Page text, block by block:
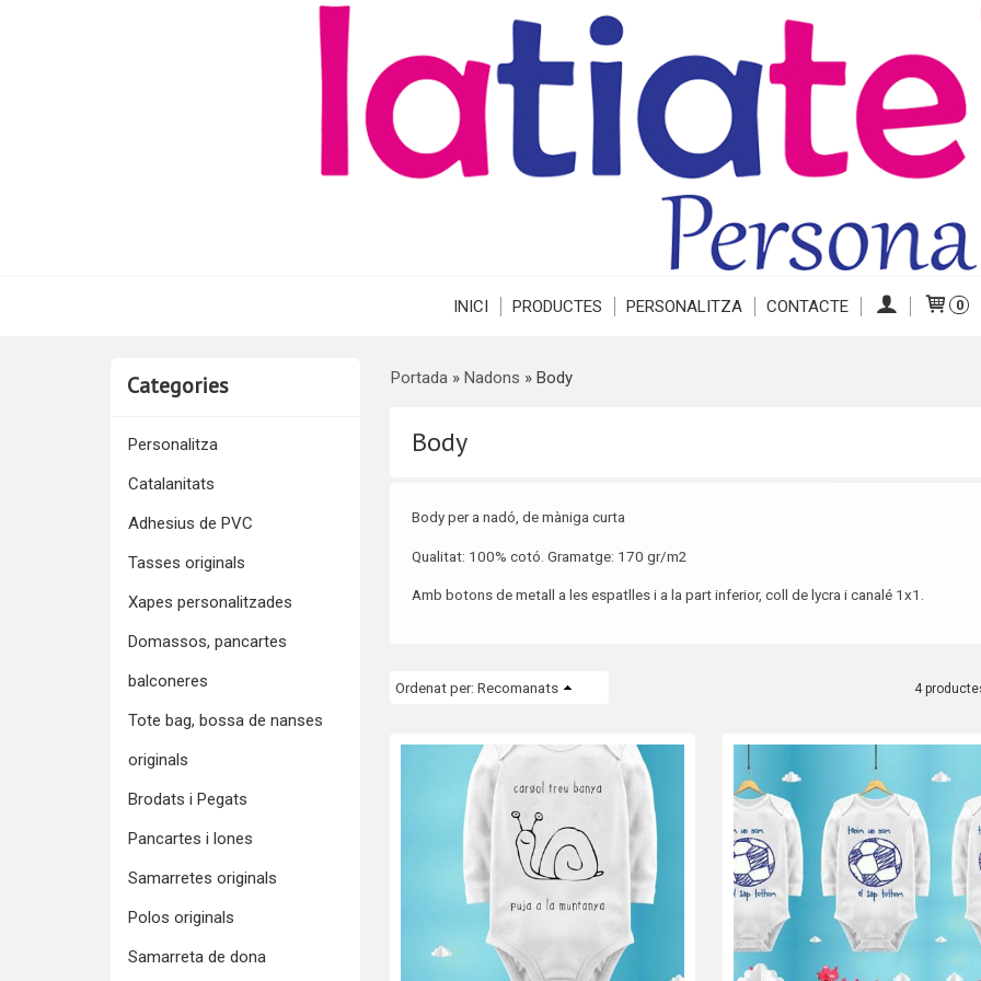
INICI PRODUCTES PERSONALITZA CONTACTE 0
Categories
Personalitza
Catalanitats
Adhesius de PVC
Tasses originals
Xapes personalitzades
Domassos, pancartes
balconeres
Tote bag, bossa de nanses
originals
Brodats i Pegats
Pancartes i lones
Samarretes originals
Polos originals
Samarreta de dona
Portada» Nadons » Body
Body
Body per a nadó, de màniga curta
Qualitat: 100% cotó. Gramatge: 170 gr/m2
Amb botons de metall a les espatlles i a la part inferior, coll de lycra i canalé 1x1.
Ordenat per: Recomanats 4